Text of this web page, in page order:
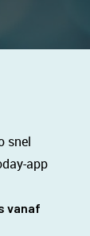
snel
app
vanaf